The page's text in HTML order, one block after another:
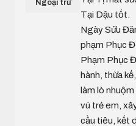
Ngoại trừ
Tại Dậu tốt.
Ngày Sửu
phạm Phục
Phạm Phục
hành, thừa
làm lò
vú trẻ em,
cầu tiêu, kết